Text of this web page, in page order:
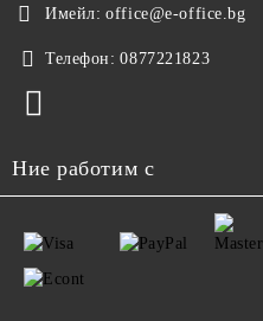
Имейл: office@e-office.bg
Телефон: 0877221823
Ние работим с